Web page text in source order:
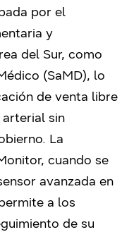
por el
y
del Sur, como
(SaMD), lo
de venta libre
sin
La
cuando se
avanzada en
a los
de su